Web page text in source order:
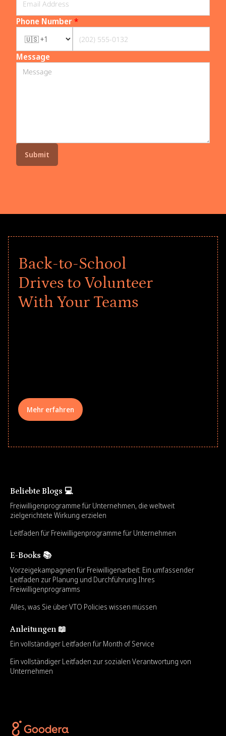
Phone Number*
Message
Back-to-School
Drives to Volunteer
With Your Teams
Mehr erfahren
Beliebte Blogs 💻
Freiwilligenprogramme für Unternehmen, die weltweit
zielgerichtete Wirkung erzielen
Leitfaden für Freiwilligenprogramme für Unternehmen
E-Books 📚
Vorzeigekampagnen für Freiwilligenarbeit: Ein umfassender
Leitfaden zur Planung und Durchführung Ihres
Freiwilligenprogramms
Alles, was Sie über VTO Policies wissen müssen
Anleitungen 📖
Ein vollständiger Leitfaden für Month of Service
Ein vollständiger Leitfaden zur sozialen Verantwortung von
Unternehmen